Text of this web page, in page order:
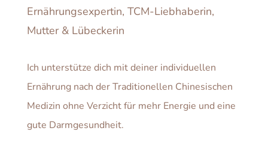
Ernährungsexpertin, TCM-Liebhaberin,
Mutter & Lübeckerin
Ich unterstütze dich mit deiner individuellen
Ernährung nach der Traditionellen Chinesischen
Medizin ohne Verzicht für mehr Energie und eine
gute Darmgesundheit.